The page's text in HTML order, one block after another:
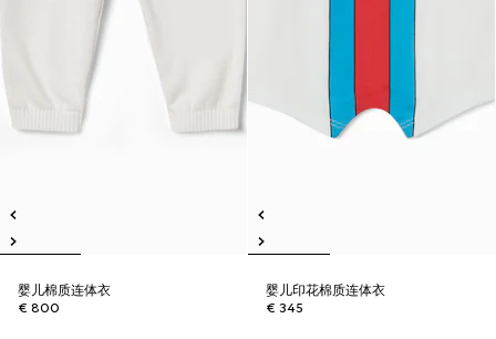
婴儿棉质连体衣
€ 800
婴儿印花棉质连体衣
€ 345